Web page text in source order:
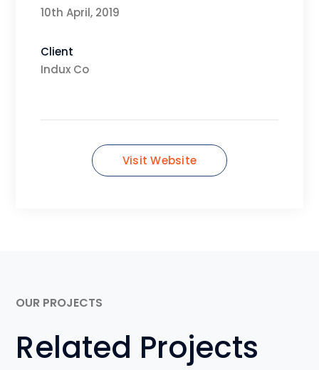
10th April, 2019
Client
Indux Co
Visit Website
OUR PROJECTS
Related Projects